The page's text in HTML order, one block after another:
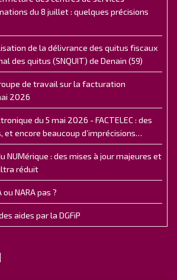
du 8 juillet : quelques précisions
de la délivrance des quitus fiscaux
des quitus (SNQUIT) de Denain (59)
de travail sur la facturation
2026
du 5 mai 2026 - FACTELEC : des
et encore beaucoup d’imprécisions…
NUMérique : des mises à jour majeures et
réduit
NARA pas ?
aides par la DGFiP